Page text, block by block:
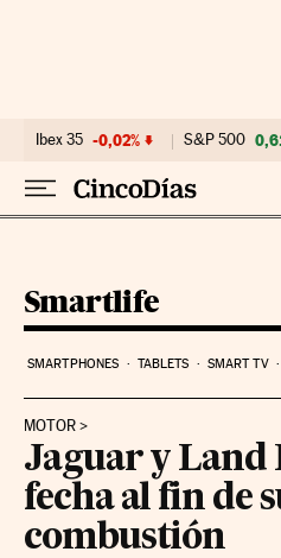
Ibex 35 -0,02% S&P 500
Smartlife
SMARTPHONES TABLETS SMART TV
MOTOR
Jaguar y Land
fecha al fin de
combustión